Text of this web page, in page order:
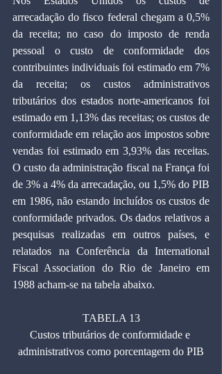
arrecadação do fisco federal chegam a 0,5%
da receita; no caso do imposto de renda
pessoal o custo de conformidade dos
contribuintes individuais foi estimado em 7%
da receita; os custos administrativos
tributários dos estados norte-americanos foi
estimado em 1,13% das receitas; os custos de
conformidade em relação aos impostos sobre
vendas foi estimado em 3,93% das receitas.
O custo da administração fiscal na França foi
de 3% a 4% da arrecadação, ou 1,5% do PIB
em 1986, não estando incluídos os custos de
conformidade privados. Os dados relativos a
pesquisas realizadas em outros países, e
relatados na Conferência da International
Fiscal Association do Rio de Janeiro em
1988 acham-se na tabela abaixo.
TABELA 13
Custos tributários de conformidade e
administrativos como porcentagem do PIB